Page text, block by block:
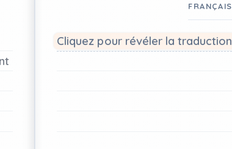
FRANÇAIS
Cliquez pour révéler la traduction